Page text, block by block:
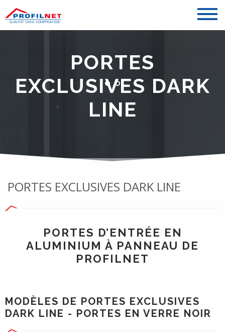
PORTES
EXCLUSIVES DARK
LINE
PORTES EXCLUSIVES DARK LINE
PORTES D’ENTRÉE EN
ALUMINIUM À PANNEAU DE
PROFILNET
MODÈLES DE PORTES EXCLUSIVES
DARK LINE - PORTES EN VERRE NOIR